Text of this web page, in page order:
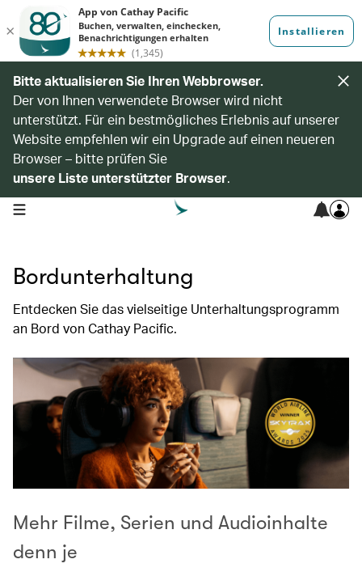
Bitte aktualisieren Sie Ihren Webbrowser.
Der von Ihnen verwendete Browser wird nicht
unterstützt. Für ein bestmögliches Erlebnis auf unserer
Website empfehlen wir ein Upgrade auf einen neueren
Browser – bitte prüfen Sie
unsere Liste unterstützter Browser.
open navigation menu
Bordunterhaltung
Entdecken Sie das vielseitige Unterhaltungsprogramm
an Bord von Cathay Pacific.
Mehr Filme, Serien und Audioinhalte
denn je